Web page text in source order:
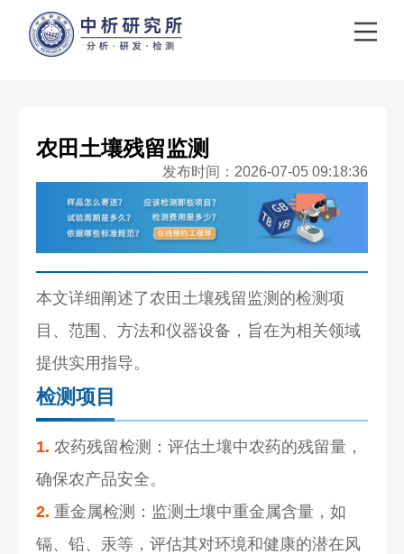
农田土壤残留监测
发布时间：2026-07-05 09:18:36
本文详细阐述了农田土壤残留监测的检测项
目、范围、方法和仪器设备，旨在为相关领域
提供实用指导。
检测项目
1. 农药残留检测：评估土壤中农药的残留量，
确保农产品安全。
2. 重金属检测：监测土壤中重金属含量，如
镉、铅、汞等，评估其对环境和健康的潜在风